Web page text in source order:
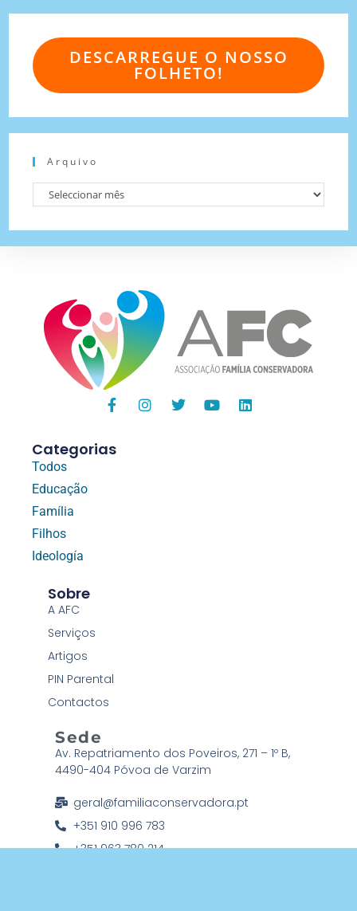
DESCARREGUE O NOSSO
FOLHETO!
Arquivo
Categorias
Todos
Educação
Família
Filhos
Ideología
Sobre
A AFC
Serviços
Artigos
PIN Parental
Contactos
Sede
Av. Repatriamento dos Poveiros, 271 – 1º B,
4490-404 Póvoa de Varzim
geral@familiaconservadora.pt
+351 910 996 783
+351 963 780 214